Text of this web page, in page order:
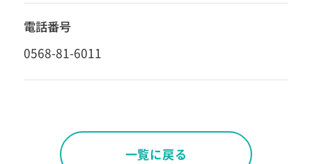
電話番号
0568-81-6011
一覧に戻る